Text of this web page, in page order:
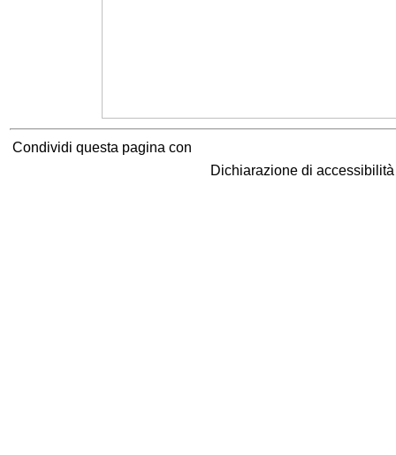
Condividi questa pagina con
Dichiarazione di